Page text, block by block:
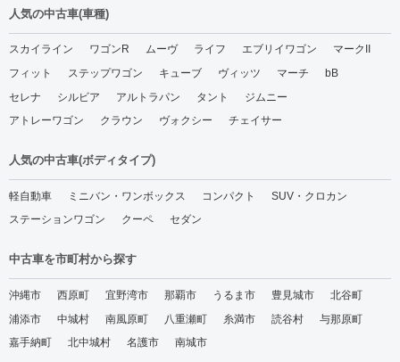
人気の中古車(車種)
スカイライン ワゴンR ムーヴ ライフ エブリイワゴン
マークII
フィット
ステップワゴン キューブ ヴィッツ マーチ
bB
セレナ
シルビア アルトラパン タント
ジムニー
アトレーワゴン
クラウン ヴォクシー チェイサー
人気の中古車(ボディタイプ)
軽自動車 ミニバン・ワンボックス コンパクト
SUV・クロカン
ステーションワゴン
クーペ セダン
中古車を市町村から探す
沖縄市 西原町 宜野湾市 那覇市 うるま市 豊見城市
北谷町
浦添市
中城村 南風原町 八重瀬町 糸満市 読谷村
与那原町
嘉手納町
北中城村 名護市 南城市